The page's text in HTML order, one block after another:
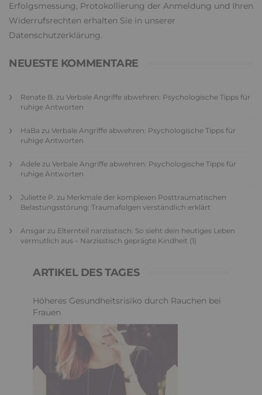
Erfolgsmessung, Protokollierung der Anmeldung und Ihren
Widerrufsrechten erhalten Sie in unserer
Datenschutzerklärung.
NEUESTE KOMMENTARE
Renate B. zu Verbale Angriffe abwehren: Psychologische Tipps für
ruhige Antworten
HaBa zu Verbale Angriffe abwehren: Psychologische Tipps für
ruhige Antworten
Adele zu Verbale Angriffe abwehren: Psychologische Tipps für
ruhige Antworten
Juliette P. zu Merkmale der komplexen Posttraumatischen
Belastungsstörung: Traumafolgen verständlich erklärt
Ansgar zu Elternteil narzisstisch: So sieht dein heutiges Leben
vermutlich aus – Narzisstisch geprägte Kindheit (1)
ARTIKEL DES TAGES
Höheres Gesundheitsrisiko durch Rauchen bei
Frauen